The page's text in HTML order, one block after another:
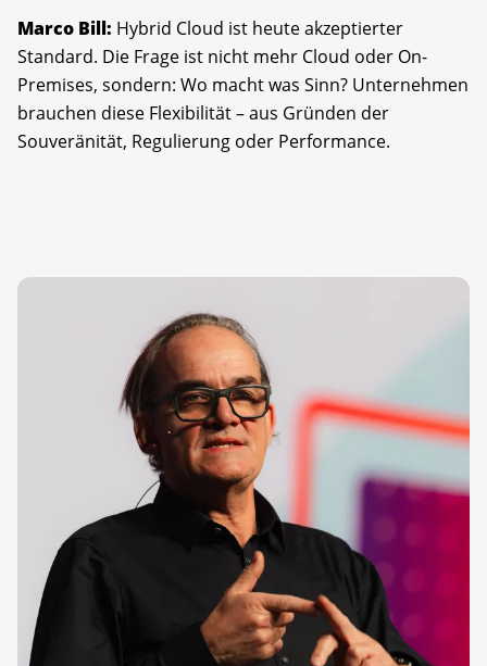
Marco Bill: Hybrid Cloud ist heute akzeptierter
Standard. Die Frage ist nicht mehr Cloud oder On-
Premises, sondern: Wo macht was Sinn? Unternehmen
brauchen diese Flexibilität – aus Gründen der
Souveränität, Regulierung oder Performance.